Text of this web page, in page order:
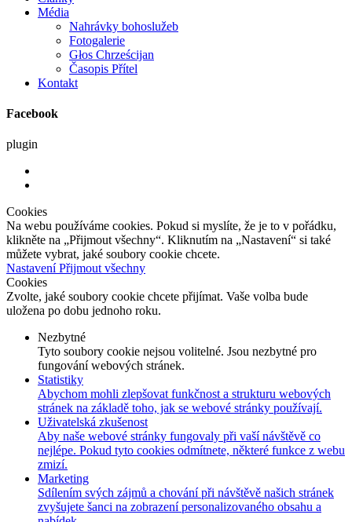
Média
Nahrávky bohoslužeb
Fotogalerie
Głos Chrześcijan
Časopis Přítel
Kontakt
Facebook
plugin
Cookies
Na webu používáme cookies. Pokud si myslíte, že je to v pořádku,
klikněte na „Přijmout všechny“. Kliknutím na „Nastavení“ si také
můžete vybrat, jaké soubory cookie chcete.
NastaveníPřijmout všechny
Cookies
Zvolte, jaké soubory cookie chcete přijímat. Vaše volba bude
uložena po dobu jednoho roku.
Nezbytné
Tyto soubory cookie nejsou volitelné. Jsou nezbytné pro
fungování webových stránek.
Statistiky
Abychom mohli zlepšovat funkčnost a strukturu webových
stránek na základě toho, jak se webové stránky používají.
Uživatelská zkušenost
Aby naše webové stránky fungovaly při vaší návštěvě co
nejlépe. Pokud tyto cookies odmítnete, některé funkce z webu
zmizí.
Marketing
Sdílením svých zájmů a chování při návštěvě našich stránek
zvyšujete šanci na zobrazení personalizovaného obsahu a